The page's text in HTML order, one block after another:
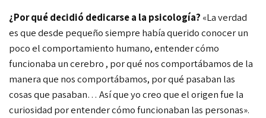
¿Por qué decidió dedicarse a la psicología? «La verdad
es que desde pequeño siempre había querido conocer un
poco el comportamiento humano, entender cómo
funcionaba un cerebro , por qué nos comportábamos de la
manera que nos comportábamos, por qué pasaban las
cosas que pasaban… Así que yo creo que el origen fue la
curiosidad por entender cómo funcionaban las personas».